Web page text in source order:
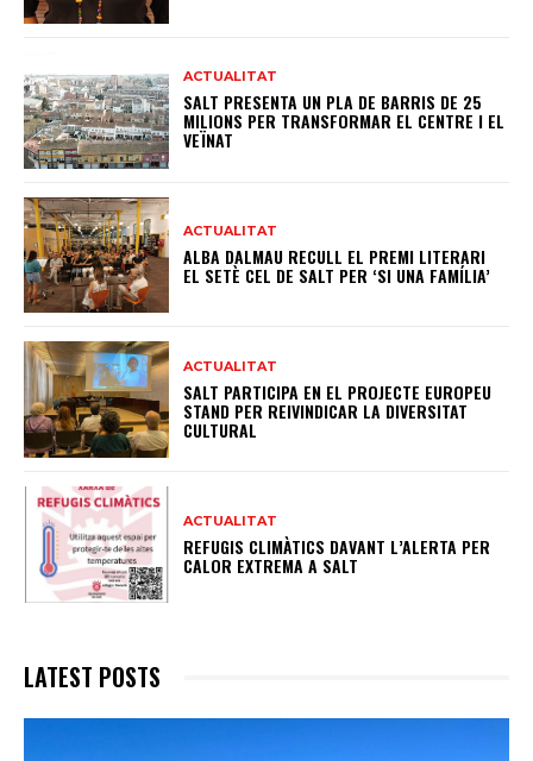
ACTUALITAT
SALT PRESENTA UN PLA DE BARRIS DE 25
MILIONS PER TRANSFORMAR EL CENTRE I EL
VEÏNAT
ACTUALITAT
ALBA DALMAU RECULL EL PREMI LITERARI
EL SETÈ CEL DE SALT PER ‘SI UNA FAMÍLIA’
ACTUALITAT
SALT PARTICIPA EN EL PROJECTE EUROPEU
STAND PER REIVINDICAR LA DIVERSITAT
CULTURAL
ACTUALITAT
REFUGIS CLIMÀTICS DAVANT L’ALERTA PER
CALOR EXTREMA A SALT
LATEST POSTS